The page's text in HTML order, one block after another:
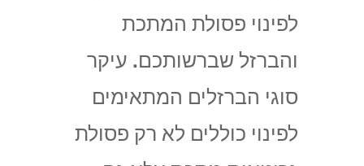
לפינוי פסולת המתכת
והברזל שברשותכם. עיקר
סוגי הברזלים המתאימים
לפינוי כוללים לא רק פסולת